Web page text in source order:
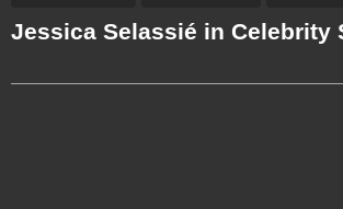
Jessica Selassié in Celebrity